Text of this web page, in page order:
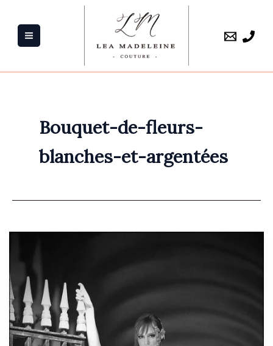
contenu
Bouquet-de-fleurs-
blanches-et-argentées